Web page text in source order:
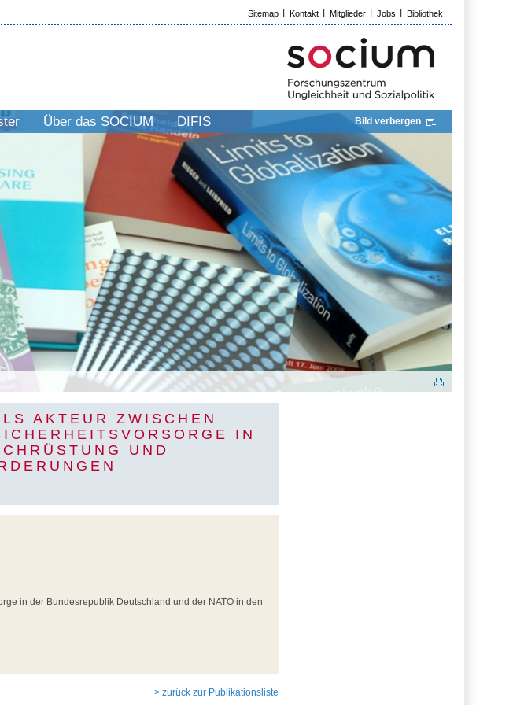
Sitemap Kontakt Mitglieder Jobs Bibliothek
Über das SOCIUM DIFIS Bild verbergen
AKTEUR ZWISCHEN
IN
UND
in der Bundesrepublik Deutschland und der NATO in den
> zurück zur Publikationsliste